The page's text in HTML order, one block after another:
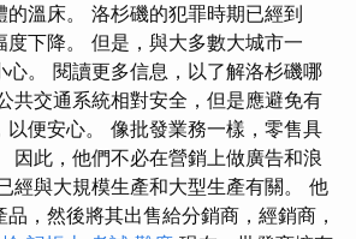
的溫床。 洛杉磯的犯罪時期已經到
度下降。 但是，與大多數大城市一
心。 閱讀更多信息，以了解洛杉磯哪
共交通系統相對安全，但是應避免有
以便安心。 像批發業務一樣，零售具
因此，他們不必在營銷上做廣告和浪
經與大規模生產和大型生產有關。 他
，然後將其出售給分銷商，經銷商，